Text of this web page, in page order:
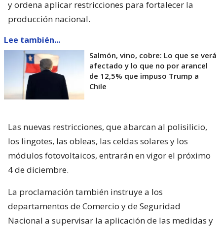
y ordena aplicar restricciones para fortalecer la
producción nacional.
Lee también...
Salmón, vino, cobre: Lo que se verá
afectado y lo que no por arancel
de 12,5% que impuso Trump a
Chile
Las nuevas restricciones, que abarcan al polisilicio,
los lingotes, las obleas, las celdas solares y los
módulos fotovoltaicos, entrarán en vigor el próximo
4 de diciembre.
La proclamación también instruye a los
departamentos de Comercio y de Seguridad
Nacional a supervisar la aplicación de las medidas y